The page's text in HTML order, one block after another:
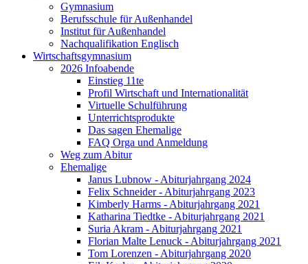
Gymnasium
Berufsschule für Außenhandel
Institut für Außenhandel
Nachqualifikation Englisch
Wirtschaftsgymnasium
2026 Infoabende
Einstieg 11te
Profil Wirtschaft und Internationalität
Virtuelle Schulführung
Unterrichtsprodukte
Das sagen Ehemalige
FAQ Orga und Anmeldung
Weg zum Abitur
Ehemalige
Janus Lubnow - Abiturjahrgang 2024
Felix Schneider - Abiturjahrgang 2023
Kimberly Harms - Abiturjahrgang 2021
Katharina Tiedtke - Abiturjahrgang 2021
Suria Akram - Abiturjahrgang 2021
Florian Malte Lenuck - Abiturjahrgang 2021
Tom Lorenzen - Abiturjahrgang 2020